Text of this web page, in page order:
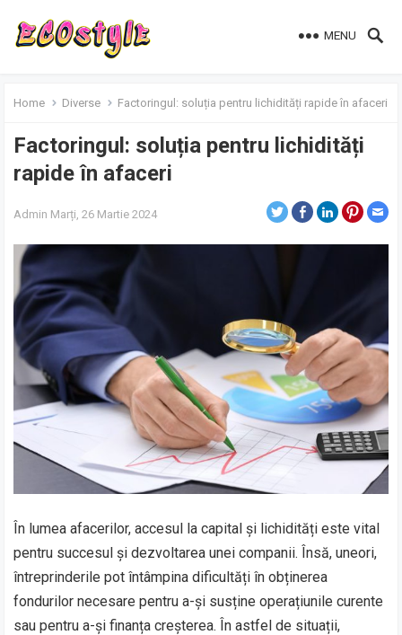
MENU
Home Diverse Factoringul: soluția pentru lichidități rapide în afaceri
Factoringul: soluția pentru lichidități
rapide în afaceri
Admin Marți, 26 Martie 2024
În lumea afacerilor, accesul la capital și lichidități este vital
pentru succesul și dezvoltarea unei companii. Însă, uneori,
întreprinderile pot întâmpina dificultăți în obținerea
fondurilor necesare pentru a-și susține operațiunile curente
sau pentru a-și finanța creșterea. În astfel de situații,